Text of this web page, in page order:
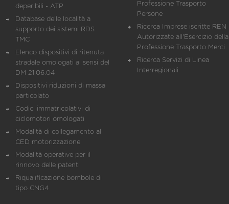
deperibili - ATP
Database delle località a
supporto dei sistemi RDS
TMC
Elenco dispositivi di ritenuta
stradale omologati ai sensi del
DM 21.06.04
Dispositivi riduzioni di massa
particolato
Codici immatricolativi di
ciclomotori omologati
Modalità di collegamento al
CED motorizzazione
Modalità operative per il
rinnovo delle patenti
Riqualificazione bombole di
tipo CNG4
Professione Trasporto
Persone
Ricerca Imprese iscritte REN
Autorizzate all'Esercizio della
Professione Trasporto Merci
Ricerca Servizi di Linea
Interregionali